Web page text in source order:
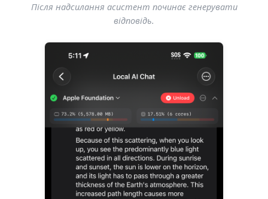
Після надсилання асистент починає генерувати
відповідь.